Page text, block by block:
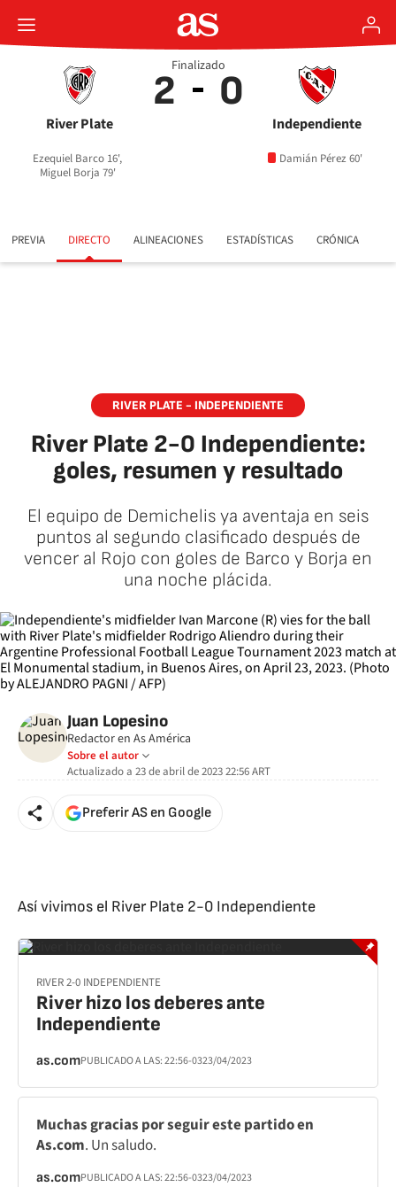
River Plate
2
Ezequiel Barco 16',
Miguel Borja 79'
Independiente
0
Damián Pérez 60'
Finalizado
PREVIA DIRECTO ALINEACIONES ESTADÍSTICAS CRÓNICA
RIVER PLATE - INDEPENDIENTE
River Plate 2-0 Independiente:
goles, resumen y resultado
El equipo de Demichelis ya aventaja en seis
puntos al segundo clasificado después de
vencer al Rojo con goles de Barco y Borja en
una noche plácida.
Juan Lopesino
Redactor en As América
Sobre el autor
Actualizado a 23 de abril de 2023 22:56ART
Preferir AS en Google
Así vivimos el River Plate 2-0 Independiente
RIVER 2-0 INDEPENDIENTE
River hizo los deberes ante
Independiente
as.comPUBLICADO A LAS:22:56-0323/04/2023
Muchas gracias por seguir este partido en
As.com. Un saludo.
as.comPUBLICADO A LAS:22:56-0323/04/2023